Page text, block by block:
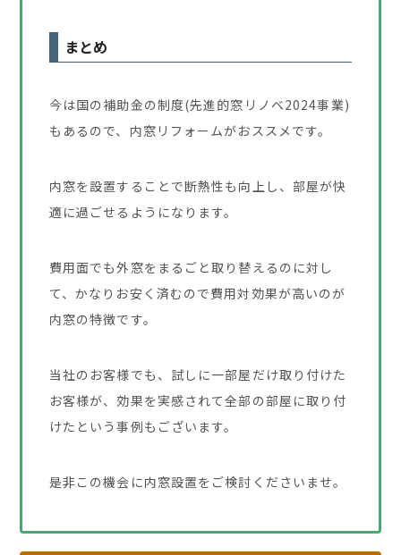
まとめ
今は国の補助金の制度(先進的窓リノベ2024事業)
もあるので、内窓リフォームがおススメです。
内窓を設置することで断熱性も向上し、部屋が快
適に過ごせるようになります。
費用面でも外窓をまるごと取り替えるのに対し
て、かなりお安く済むので費用対効果が高いのが
内窓の特徴です。
当社のお客様でも、試しに一部屋だけ取り付けた
お客様が、効果を実感されて全部の部屋に取り付
けたという事例もございます。
是非この機会に内窓設置をご検討くださいませ。